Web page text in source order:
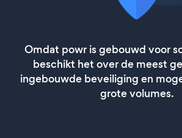
Omdat powr is gebouwd voor
beschikt het over de meest
ingebouwde beveiliging en
grote volumes.